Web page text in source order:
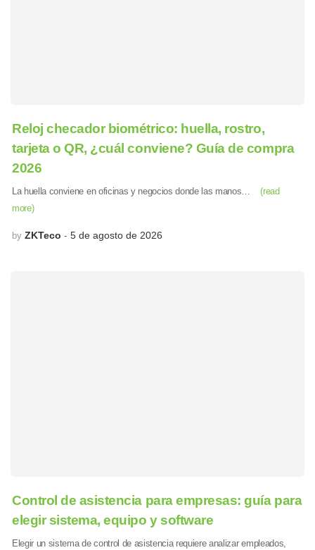
Reloj checador biométrico: huella, rostro,
tarjeta o QR, ¿cuál conviene? Guía de compra
2026
La huella conviene en oficinas y negocios donde las manos…
(read
more)
by ZKTeco 5 de agosto de 2026
Control de asistencia para empresas: guía para
elegir sistema, equipo y software
Elegir un sistema de control de asistencia requiere analizar empleados,